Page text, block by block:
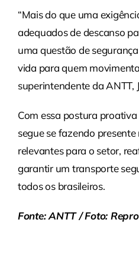
“Mais do que uma
adequados de descanso
uma questão de
vida para quem
superintendente da ANTT,
Com essa postura
segue se fazendo
relevantes para o setor,
garantir um transporte
todos os brasileiros.
Fonte: ANTT / Foto: